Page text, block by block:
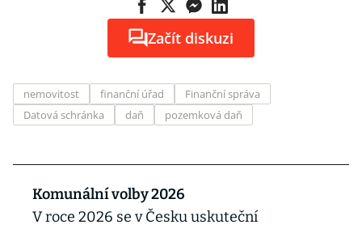
Začít diskuzi
nemovitost finanční úřad
Finanční správa
Datová schránka
daň pozemková daň
Komunální volby 2026
V roce 2026 se v Česku uskuteční